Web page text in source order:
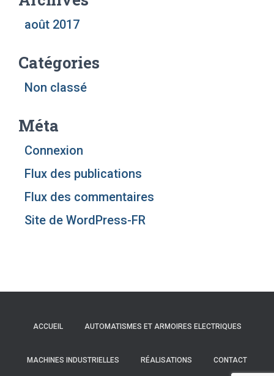
août 2017
Catégories
Non classé
Méta
Connexion
Flux des publications
Flux des commentaires
Site de WordPress-FR
ACCUEIL AUTOMATISMES ET ARMOIRES ELECTRIQUES
MACHINES INDUSTRIELLES RÉALISATIONS CONTACT